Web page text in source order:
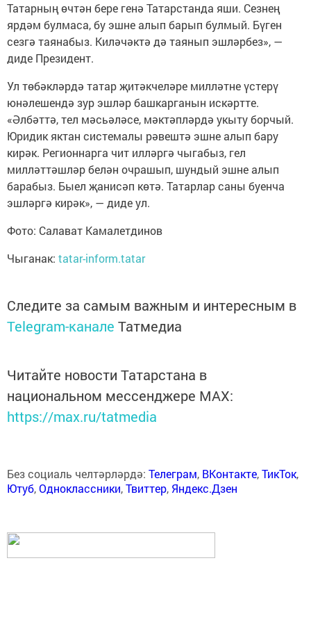
Татарның өчтән бере генә Татарстанда яши. Сезнең
ярдәм булмаса, бу эшне алып барып булмый. Бүген
сезгә таянабыз. Киләчәктә дә таянып эшләрбез», —
диде Президент.
Ул төбәкләрдә татар җитәкчеләре милләтне үстерү
юнәлешендә зур эшләр башкарганын искәртте.
«Әлбәттә, тел мәсьәләсе, мәктәпләрдә укыту борчый.
Юридик яктан системалы рәвештә эшне алып бару
кирәк. Регионнарга чит илләргә чыгабыз, гел
милләттәшләр белән очрашып, шундый эшне алып
барабыз. Быел җанисәп көтә. Татарлар саны буенча
эшләргә кирәк», — диде ул.
Фото: Салават Камалетдинов
Чыганак: tatar-inform.tatar
Следите за самым важным и интересным в
Telegram-канале Татмедиа
Читайте новости Татарстана в
национальном мессенджере MАХ:
https://max.ru/tatmedia
Без социаль челтәрләрдә: Телеграм, ВКонтакте,ТикТок,
Ютуб,Одноклассники,Твиттер, Яндекс.Дзен